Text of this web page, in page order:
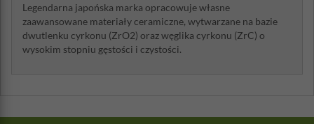
Legendarna japońska marka opracowuje własne
zaawansowane materiały ceramiczne, wytwarzane na bazie
dwutlenku cyrkonu (ZrO2) oraz węglika cyrkonu (ZrC) o
wysokim stopniu gęstości i czystości.